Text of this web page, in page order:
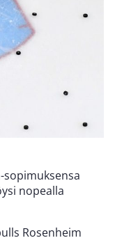
sopimuksensa
nopealla
Rosenheim